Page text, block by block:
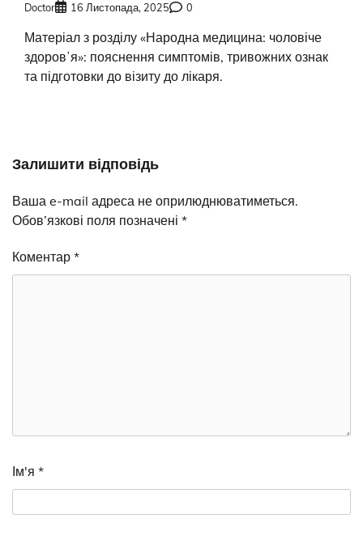
Doctor 16 Листопада, 2025 0
Матеріал з розділу «Народна медицина: чоловіче
здоровʼя»: пояснення симптомів, тривожних ознак
та підготовки до візиту до лікаря.
Залишити відповідь
Ваша e-mail адреса не оприлюднюватиметься.
Обов’язкові поля позначені *
Коментар *
Ім'я *